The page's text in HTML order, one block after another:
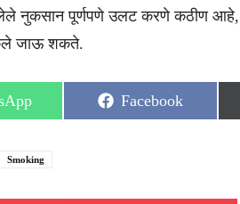
नुकसान पूर्णपणे उलट करणे कठीण आहे,
जाऊ शकते.
Share
on
Facebook
Smoking